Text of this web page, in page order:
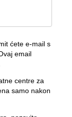
ćete e-mail s
email
centre za
samo nakon